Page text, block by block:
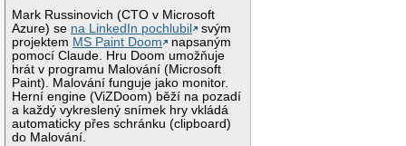
Mark Russinovich (CTO v Microsoft
Azure) se na LinkedIn pochlubil
svým
projektem MS Paint Doom
napsaným
pomocí Claude. Hru Doom umožňuje
hrát v programu Malování (Microsoft
Paint). Malování funguje jako monitor.
Herní engine (ViZDoom) běží na pozadí
a každý vykreslený snímek hry vkládá
automaticky přes schránku (clipboard)
do Malování.